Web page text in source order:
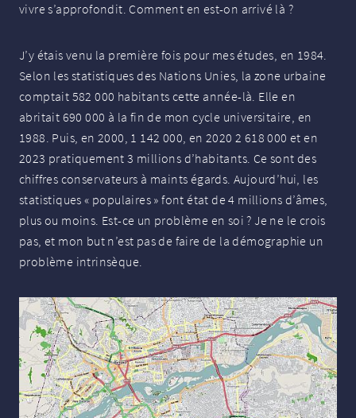
vivre s’approfondit. Comment en est-on arrivé là ?
J’y étais venu la première fois pour mes études, en 1984.
Selon les statistiques des Nations Unies, la zone urbaine
comptait 582 000 habitants cette année-là. Elle en
abritait 690 000 à la fin de mon cycle universitaire, en
1988. Puis, en 2000, 1 142 000, en 2020 2 618 000 et en
2023 pratiquement 3 millions d’habitants. Ce sont des
chiffres conservateurs à maints égards. Aujourd’hui, les
statistiques « populaires » font état de 4 millions d’âmes,
plus ou moins. Est-ce un problème en soi ? Je ne le crois
pas, et mon but n’est pas de faire de la démographie un
problème intrinsèque.